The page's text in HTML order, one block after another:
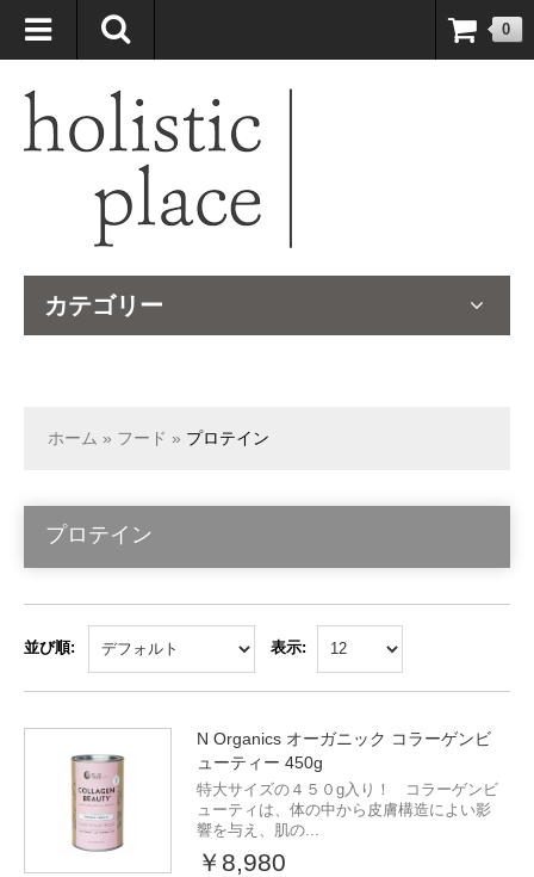
自然療法大国のオーストラリアより、臨床経験＆知識の豊富なナチュ
ロパスが厳選したサプリメントや ナチュラルグッズをお届けします！
0
カテゴリー
ホーム » フード » プロテイン
プロテイン
並び順: 表示:
N Organics オーガニック コラーゲンビ
ューティー 450g
特大サイズの４５０g入り！ コラーゲンビ
ューティは、体の中から皮膚構造によい影
響を与え、肌の...
￥8,980